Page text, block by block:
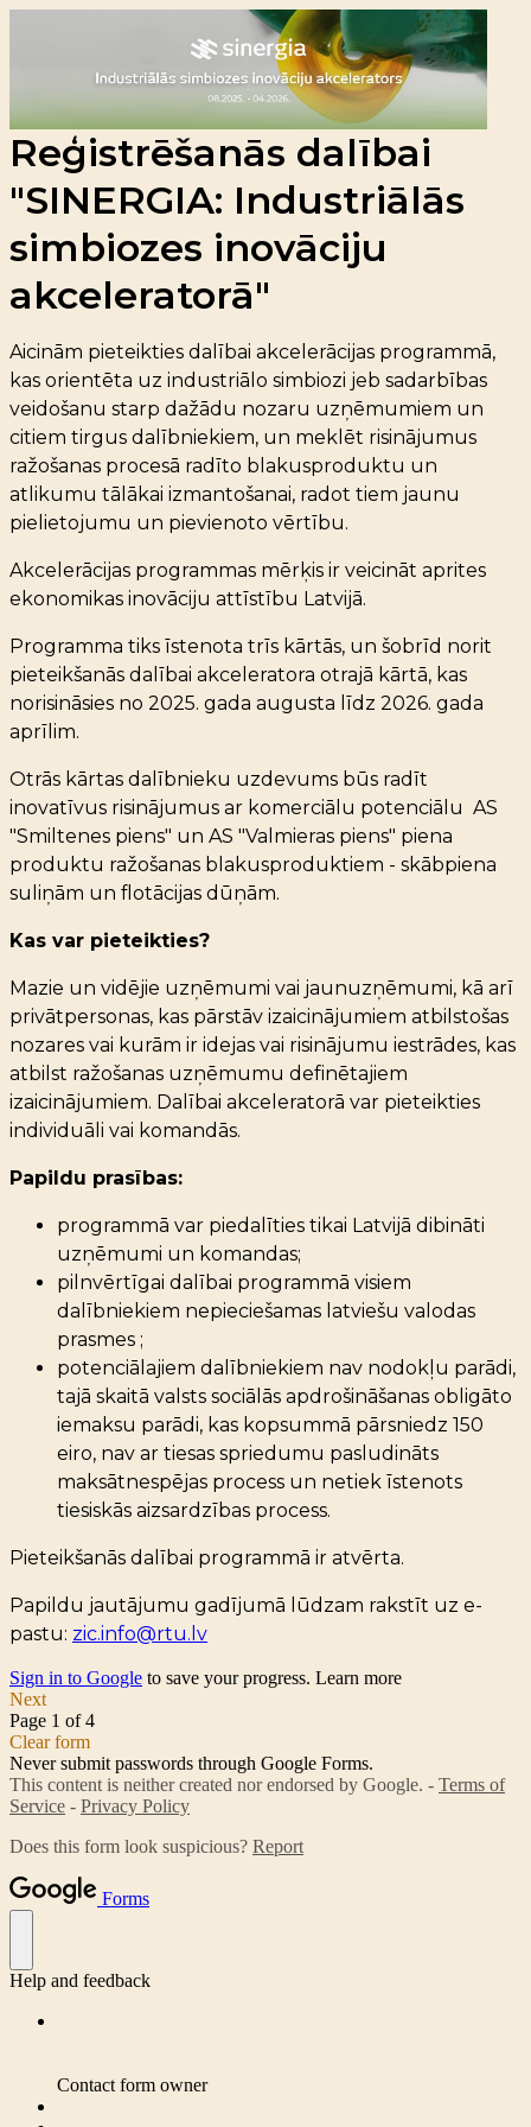
Reģistrēšanās dalībai
"SINERGIA: Industriālās
simbiozes inovāciju
akceleratorā"
Aicinām pieteikties dalībai akcelerācijas programmā,
kas orientēta uz industriālo simbiozi jeb sadarbības
veidošanu starp dažādu nozaru uzņēmumiem un
citiem tirgus dalībniekiem, un meklēt risinājumus
ražošanas procesā radīto blakusproduktu un
atlikumu tālākai izmantošanai, radot tiem jaunu
pielietojumu un pievienoto vērtību.
Akcelerācijas programmas mērķis ir veicināt aprites
ekonomikas inovāciju attīstību Latvijā.
Programma tiks īstenota trīs kārtās, un šobrīd norit
pieteikšanās dalībai akceleratora otrajā kārtā, kas
norisināsies no 2025. gada augusta līdz 2026. gada
aprīlim.
Otrās kārtas dalībnieku uzdevums būs radīt
inovatīvus risinājumus ar komerciālu potenciālu AS
"Smiltenes piens" un AS "Valmieras piens" piena
produktu ražošanas blakusproduktiem - skābpiena
suliņām un flotācijas dūņām.
Kas var pieteikties?
Mazie un vidējie uzņēmumi vai jaunuzņēmumi, kā arī
privātpersonas, kas pārstāv izaicinājumiem atbilstošas
nozares vai kurām ir idejas vai risinājumu iestrādes, kas
atbilst ražošanas uzņēmumu definētajiem
izaicinājumiem. Dalībai akceleratorā var pieteikties
individuāli vai komandās.
Papildu prasības:
programmā var piedalīties tikai Latvijā dibināti
uzņēmumi un komandas;
pilnvērtīgai dalībai programmā visiem
dalībniekiem nepieciešamas latviešu valodas
prasmes ;
potenciālajiem dalībniekiem nav nodokļu parādi,
tajā skaitā valsts sociālās apdrošināšanas obligāto
iemaksu parādi, kas kopsummā pārsniedz 150
eiro, nav ar tiesas spriedumu pasludināts
maksātnespējas process un netiek īstenots
tiesiskās aizsardzības process.
Pieteikšanās dalībai programmā ir atvērta.
Papildu jautājumu gadījumā lūdzam rakstīt uz e-
pastu: zic.info@rtu.lv
Sign in to Google to save your progress. Learn more
Next
Page 1 of 4
Clear form
Never submit passwords through Google Forms.
This content is neither created nor endorsed by Google. - Terms of
Service - Privacy Policy
Does this form look suspicious? Report
Forms
Help and feedback
Contact form owner